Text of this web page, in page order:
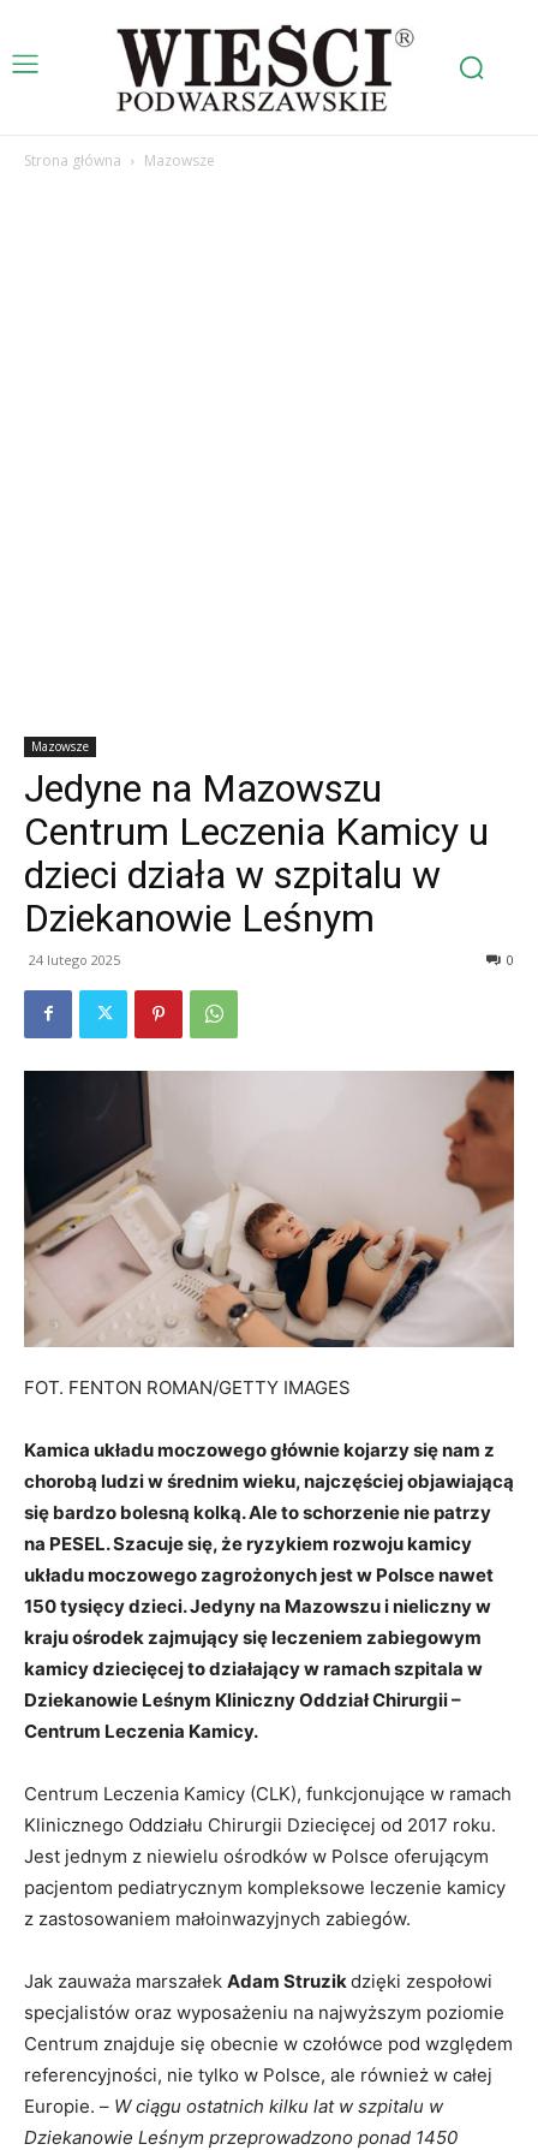
Strona główna Mazowsze
Mazowsze
Jedyne na Mazowszu
Centrum Leczenia Kamicy u
dzieci działa w szpitalu w
Dziekanowie Leśnym
24 lutego 2025 0
FOT. FENTON ROMAN/GETTY IMAGES
Kamica układu moczowego głównie kojarzy się nam z
chorobą ludzi w średnim wieku, najczęściej objawiającą
się bardzo bolesną kolką. Ale to schorzenie nie patrzy
na PESEL.Szacuje się, że ryzykiem rozwoju kamicy
układu moczowego zagrożonych jest w Polsce nawet
150 tysięcy dzieci. Jedyny na Mazowszu i nieliczny w
kraju ośrodek zajmujący się leczeniem zabiegowym
kamicy dziecięcej to działający w ramach szpitala w
Dziekanowie Leśnym Kliniczny Oddział Chirurgii –
Centrum Leczenia Kamicy.
Centrum Leczenia Kamicy (CLK), funkcjonujące w ramach
Klinicznego Oddziału Chirurgii Dziecięcej od 2017 roku.
Jest jednym z niewielu ośrodków w Polsce oferującym
pacjentom pediatrycznym kompleksowe leczenie kamicy
z zastosowaniem małoinwazyjnych zabiegów.
Jak zauważa marszałek Adam Struzik dzięki zespołowi
specjalistów oraz wyposażeniu na najwyższym poziomie
Centrum znajduje się obecnie w czołówce pod względem
referencyjności, nie tylko w Polsce, ale również w całej
Europie. – W ciągu ostatnich kilku lat w szpitalu w
Dziekanowie Leśnym przeprowadzono ponad 1450